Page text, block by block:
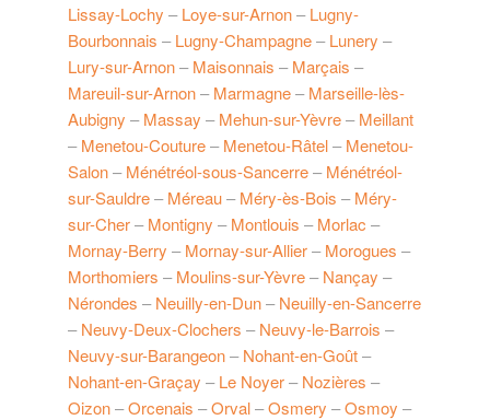
Lissay-Lochy –Loye-sur-Arnon–Lugny-
Bourbonnais –Lugny-Champagne–Lunery –
Lury-sur-Arnon–Maisonnais –Marçais –
Mareuil-sur-Arnon–Marmagne–Marseille-lès-
Aubigny –Massay –Mehun-sur-Yèvre–Meillant
–Menetou-Couture–Menetou-Râtel–Menetou-
Salon–Ménétréol-sous-Sancerre–Ménétréol-
sur-Sauldre–Méreau–Méry-ès-Bois –Méry-
sur-Cher–Montigny –Montlouis –Morlac –
Mornay-Berry –Mornay-sur-Allier–Morogues –
Morthomiers –Moulins-sur-Yèvre–Nançay –
Nérondes –Neuilly-en-Dun–Neuilly-en-Sancerre
–Neuvy-Deux-Clochers –Neuvy-le-Barrois –
Neuvy-sur-Barangeon–Nohant-en-Goût–
Nohant-en-Graçay –Le Noyer–Nozières –
Oizon–Orcenais –Orval–Osmery –Osmoy –